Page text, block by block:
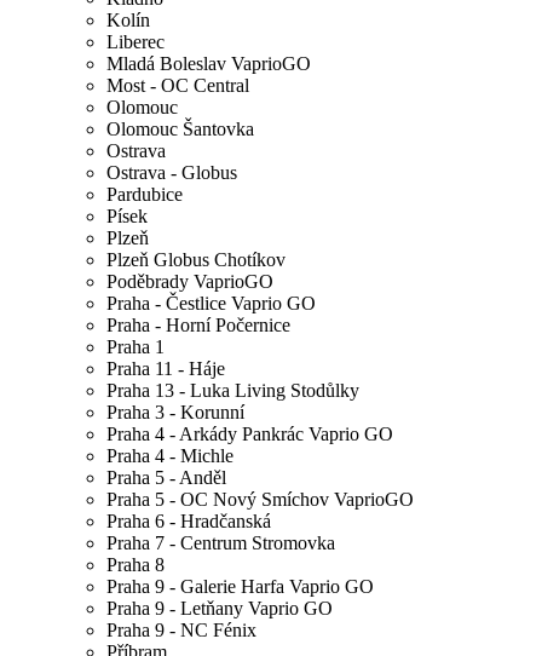
Kolín
Liberec
Mladá Boleslav VaprioGO
Most - OC Central
Olomouc
Olomouc Šantovka
Ostrava
Ostrava - Globus
Pardubice
Písek
Plzeň
Plzeň Globus Chotíkov
Poděbrady VaprioGO
Praha - Čestlice Vaprio GO
Praha - Horní Počernice
Praha 1
Praha 11 - Háje
Praha 13 - Luka Living Stodůlky
Praha 3 - Korunní
Praha 4 - Arkády Pankrác Vaprio GO
Praha 4 - Michle
Praha 5 - Anděl
Praha 5 - OC Nový Smíchov VaprioGO
Praha 6 - Hradčanská
Praha 7 - Centrum Stromovka
Praha 8
Praha 9 - Galerie Harfa Vaprio GO
Praha 9 - Letňany Vaprio GO
Praha 9 - NC Fénix
Příbram